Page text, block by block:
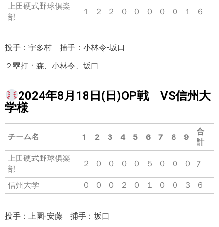
上田硬式野球俱楽
部
１ ２ ２ ０ ０ ０ ０ ０ １ ６
投手：宇多村 捕手：小林令-坂口
２塁打：森、小林令、坂口
2024年8月18日(日)OP戦 VS信州大
学様
チーム名 1 2 3 4 5 6 7 8 9
合
計
上田硬式野球俱楽
部
２ ０ ０ ０ ０ ５ ０ ０ ０ 7
信州大学 ０ ０ ０ ２ ０ １ ０ ０ ３ ６
投手：上園-安藤 捕手：坂口